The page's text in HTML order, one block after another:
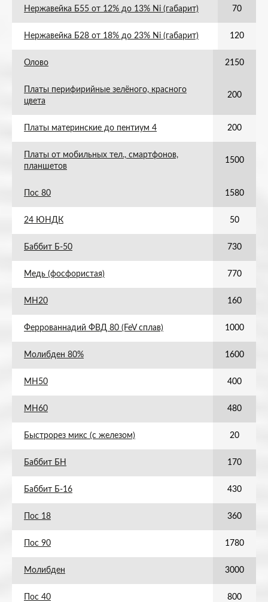
Нержавейка Б55 от 12% до 13% Ni (габарит) 70
Нержавейка Б28 от 18% до 23% Ni (габарит) 120
Олово 2150
Платы перифирийные зелёного, красного
цвета
200
Платы материнские до пентиум 4 200
Платы от мобильных тел., смартфонов,
планшетов
1500
Пос 80 1580
24 ЮНДК 50
Баббит Б-50 730
Медь (фосфористая) 770
МН20 160
Феррованнадий ФВД 80 (FeV сплав) 1000
Молибден 80% 1600
МН50 400
МН60 480
Быстрорез микс (с железом) 20
Баббит БН 170
Баббит Б-16 430
Пос 18 360
Пос 90 1780
Молибден 3000
Пос 40 800